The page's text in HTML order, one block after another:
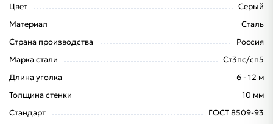
Цвет
Серый
Материал
Сталь
Страна производства
Россия
Марка стали
Ст3пс/сп5
Длина уголка
6 - 12 м
Толщина стенки
10 мм
Стандарт
ГОСТ 8509-93